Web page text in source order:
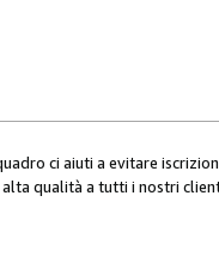
ci aiuti a evitare
qualità a tutti i nostri